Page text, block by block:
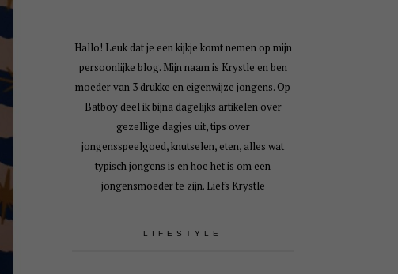
Hallo! Leuk dat je een kijkje komt nemen op mijn
persoonlijke blog. Mijn naam is Krystle en ben
moeder van 3 drukke en eigenwijze jongens. Op
Batboy deel ik bijna dagelijks artikelen over
gezellige dagjes uit, tips over
jongensspeelgoed, knutselen, eten, alles wat
typisch jongens is en hoe het is om een
jongensmoeder te zijn. Liefs Krystle
LIFESTYLE